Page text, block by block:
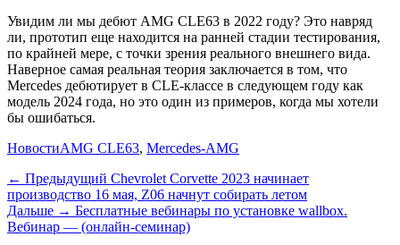
Увидим ли мы дебют AMG CLE63 в 2022 году? Это навряд
ли, прототип еще находится на ранней стадии тестирования,
по крайней мере, с точки зрения реального внешнего вида.
Наверное самая реальная теория заключается в том, что
Mercedes дебютирует в CLE-классе в следующем году как
модель 2024 года, но это один из примеров, когда мы хотели
бы ошибаться.
Категории
НовостиТеги
AMG CLE63, Mercedes-AMG
Навигация
по
записям
← Предыдущий Предыдущий
Chevrolet Corvette 2023 начинает
производство 16 мая, Z06 начнут собирать летом
Дальше → Дальше:
Бесплатные вебинары по установке wallbox.
Вебинар — (онлайн-семинар)